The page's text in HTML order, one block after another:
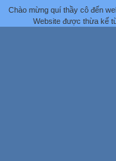
Chào mừng quí thầy cô đến
Website được thừa kế